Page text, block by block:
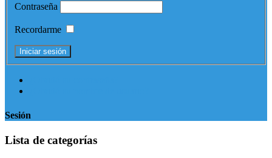
Contraseña
Recordarme
Sesión
Lista de categorías